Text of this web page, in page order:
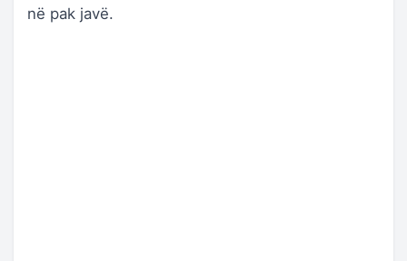
në pak javë.